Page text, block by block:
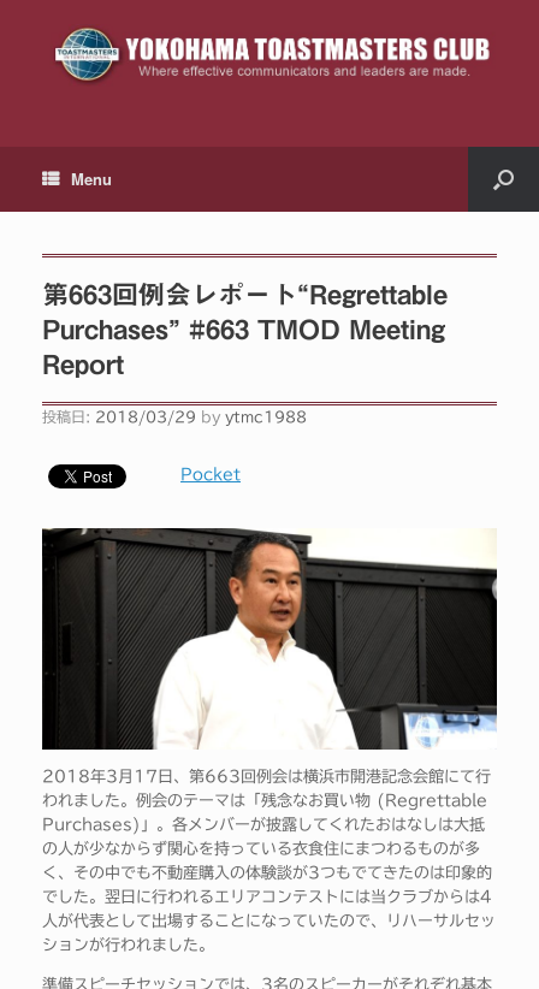
Menu
第663回例会レポート“Regrettable
Purchases” #663 TMOD Meeting
Report
投稿日: 2018/03/29 by ytmc1988
Pocket
2018年3月17日、第663回例会は横浜市開港記念会館にて行
われました。例会のテーマは「残念なお買い物 (Regrettable
Purchases)」。各メンバーが披露してくれたおはなしは大抵
の人が少なからず関心を持っている衣食住にまつわるものが多
く、その中でも不動産購入の体験談が3つもでてきたのは印象的
でした。翌日に行われるエリアコンテストには当クラブからは4
人が代表として出場することになっていたので、リハーサルセッ
ションが行われました。
準備スピーチセッションでは、3名のスピーカーがそれぞれ基本